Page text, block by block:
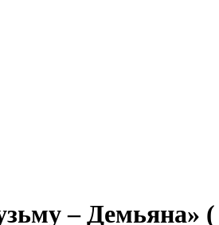
– Демьяна» (